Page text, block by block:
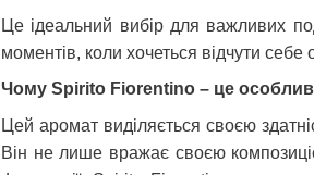
Це ідеальний вибір для важливих
моментів, коли хочеться відчути себе
Чому Spirito Fiorentino – це
Цей аромат виділяється своєю
Він не лише вражає своєю